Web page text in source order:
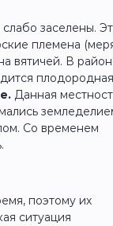
заселены.
племена
вятичей. В
плодородная
Данная
Со временем
поэтому их
ситуация